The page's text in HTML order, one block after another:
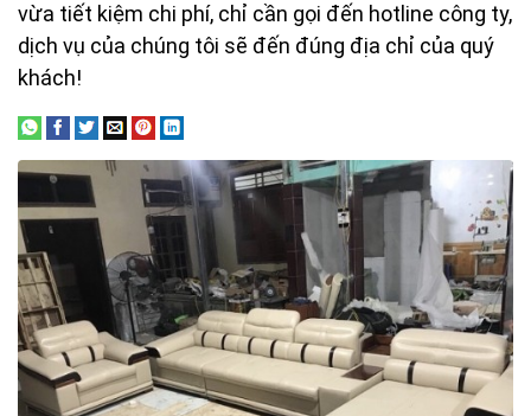
vừa tiết kiệm chi phí, chỉ cần gọi đến hotline công ty,
dịch vụ của chúng tôi sẽ đến đúng địa chỉ của quý
khách!